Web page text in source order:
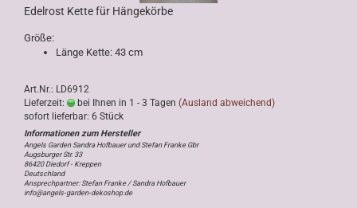
Edelrost Kette für Hängekörbe
Größe:
Länge Kette: 43 cm
Art.Nr.: LD6912
Lieferzeit:
bei Ihnen in 1 - 3 Tagen (Ausland abweichend)
sofort lieferbar: 6 Stück
Angels Garden Sandra Hofbauer und Stefan Franke Gbr
Augsburger Str. 33
86420 Diedorf - Kreppen
Deutschland
Ansprechpartner: Stefan Franke / Sandra Hofbauer
info@angels-garden-dekoshop.de